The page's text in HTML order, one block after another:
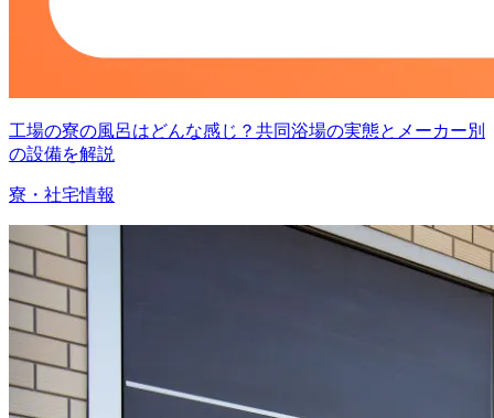
工場の寮の風呂はどんな感じ？共同浴場の実態とメーカー別
の設備を解説
寮・社宅情報